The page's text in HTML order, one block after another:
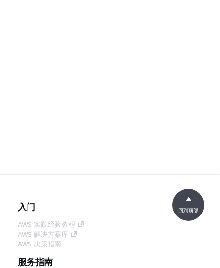
入门
AWS 实践经验教程
AWS 解决方案库
AWS 决策指南
服务指南
回到顶部